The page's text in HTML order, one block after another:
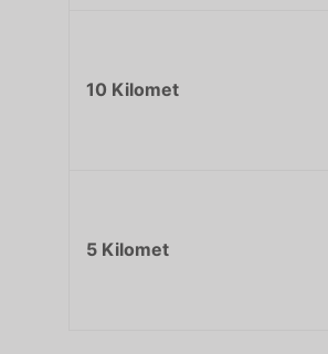
10 Kilomet
5 Kilomet